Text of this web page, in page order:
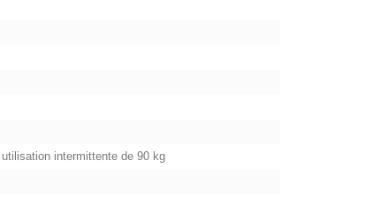
intermittente de 90 kg